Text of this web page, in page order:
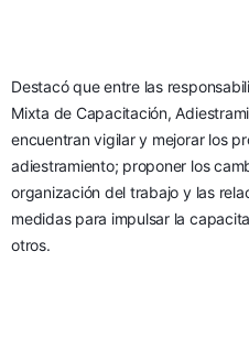
Destacó que entre las
Mixta de Capacitación,
encuentran vigilar y mejorar los
adiestramiento; proponer los
organización del trabajo y las
medidas para impulsar la
otros.